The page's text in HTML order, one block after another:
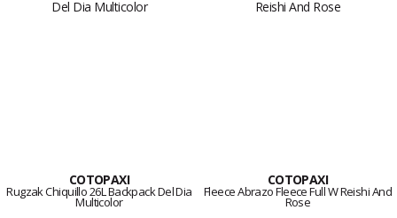
COTOPAXI
Rugzak Chiquillo 26L Backpack Del Dia
Multicolor
COTOPAXI
Fleece Abrazo Fleece Full W Reishi And
Rose